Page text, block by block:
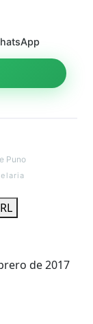
Puno
de 2017